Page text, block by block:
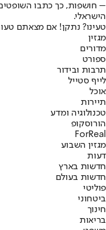
– חושפות, כך כתבו
הישראלי.
טעינו? נתקן! אם מצאתם
מגזין
מדורים
ספורט
תרבות ובידור
לייף סטייל
אוכל
תיירות
טכנולוגיה ומדע
הורוסקופ
ForReal
מגזין השבוע
דעות
חדשות בארץ
חדשות בעולם
פוליטי
ביטחוני
חינוך
בריאות